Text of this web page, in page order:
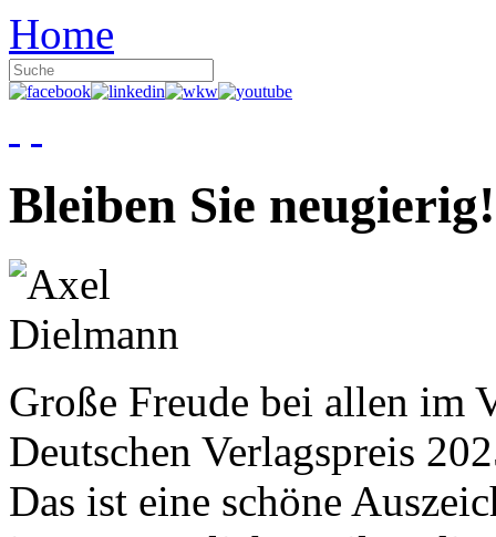
Home
Bleiben Sie neugierig!
Große Freude bei allen im
Deutschen Verlagspreis
Das ist eine schöne